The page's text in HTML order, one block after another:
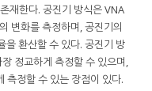
재한다. 공진기 방식은 VNA
변화를 측정하며, 공진기의
환산할 수 있다. 공진기 방
정교하게 측정할 수 있으며,
측정할 수 있는 장점이 있다.